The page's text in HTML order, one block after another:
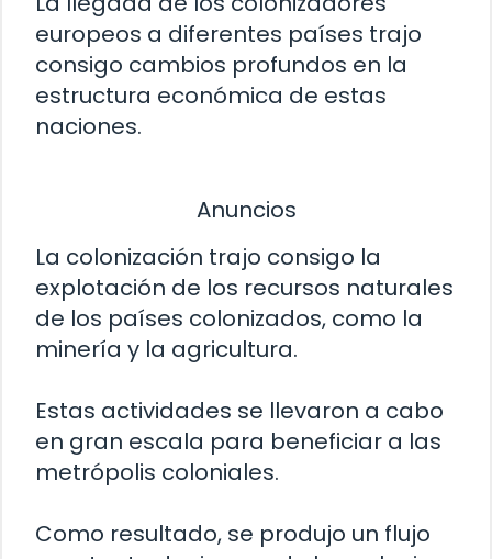
europeos a diferentes países trajo
consigo cambios profundos en la
estructura económica de estas
naciones.
Anuncios
La colonización trajo consigo la
explotación de los recursos naturales
de los países colonizados, como la
minería y la agricultura.
Estas actividades se llevaron a cabo
en gran escala para beneficiar a las
metrópolis coloniales.
Como resultado, se produjo un flujo